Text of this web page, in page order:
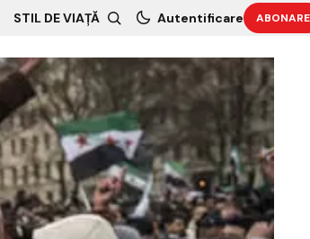
STIL DE VIAȚĂ Autentificare ABONARE